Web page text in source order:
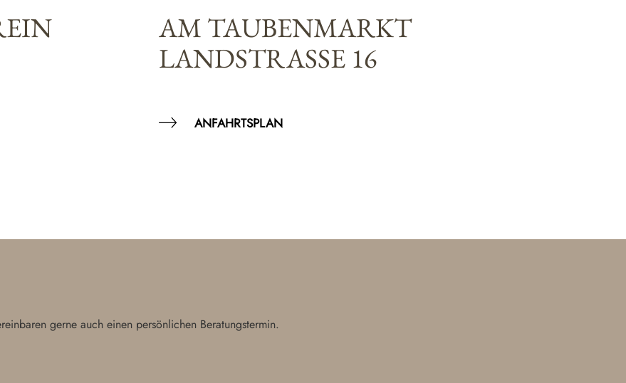
AM TAUBENMARKT
LANDSTRASSE 16
ANFAHRTSPLAN
gerne auch einen persönlichen Beratungstermin.